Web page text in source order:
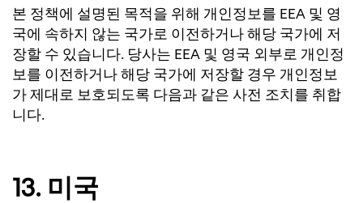
본 정책에 설명된 목적을 위해 개인정보를 EEA 및 영
국에 속하지 않는 국가로 이전하거나 해당 국가에 저
장할 수 있습니다. 당사는 EEA 및 영국 외부로 개인정
보를 이전하거나 해당 국가에 저장할 경우 개인정보
가 제대로 보호되도록 다음과 같은 사전 조치를 취합
니다.
13. 미국